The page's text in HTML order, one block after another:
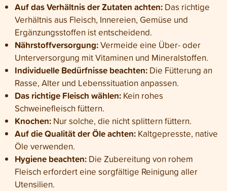
Auf das Verhältnis der Zutaten achten: Das richtige
Verhältnis aus Fleisch, Innereien, Gemüse und
Ergänzungsstoffen ist entscheidend.
Nährstoffversorgung:Vermeide eine Über- oder
Unterversorgung mit Vitaminen und Mineralstoffen.
Individuelle Bedürfnisse beachten: Die Fütterung an
Rasse, Alter und Lebenssituation anpassen.
Das richtige Fleisch wählen: Kein rohes
Schweinefleisch füttern.
Knochen: Nur solche, die nicht splittern füttern.
Auf die Qualität der Öle achten: Kaltgepresste, native
Öle verwenden.
Hygiene beachten: Die Zubereitung von rohem
Fleisch erfordert eine sorgfältige Reinigung aller
Utensilien.